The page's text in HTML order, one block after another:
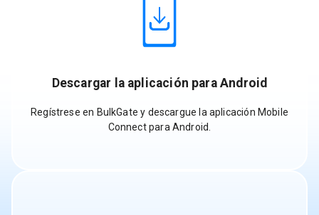
Descargar la aplicación para Android
Regístrese en BulkGate y descargue la aplicación Mobile
Connect para Android.